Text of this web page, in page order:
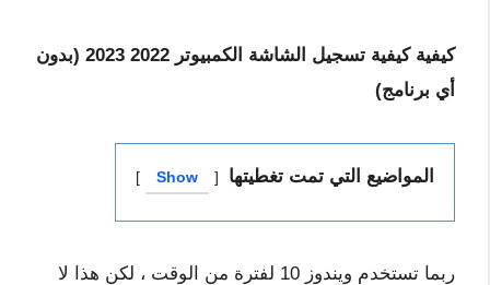
كيفية كيفية تسجيل الشاشة الكمبيوتر 2022 2023 (بدون
أي برنامج)
المواضيع التي تمت تغطيتها Show
ربما تستخدم ويندوز 10 لفترة من الوقت ، لكن هذا لا